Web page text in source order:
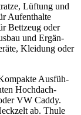
Lüftung und
Aufent­halte
Bett­zeug oder
und Ergän­
Klei­dung oder
Ausfüh­
Hoch­dach­
VW Caddy.
ab. Thule